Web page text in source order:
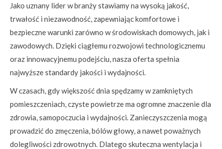
Jako uznany lider w branży stawiamy na wysoką jakość,
trwałość i niezawodność, zapewniając komfortowe i
bezpieczne warunki zarówno w środowiskach domowych, jak i
zawodowych. Dzięki ciągłemu rozwojowi technologicznemu
oraz innowacyjnemu podejściu, nasza oferta spełnia
najwyższe standardy jakości i wydajności.
W czasach, gdy większość dnia spędzamy w zamkniętych
pomieszczeniach, czyste powietrze ma ogromne znaczenie dla
zdrowia, samopoczucia i wydajności. Zanieczyszczenia mogą
prowadzić do zmęczenia, bólów głowy, a nawet poważnych
dolegliwości zdrowotnych. Dlatego skuteczna wentylacja i